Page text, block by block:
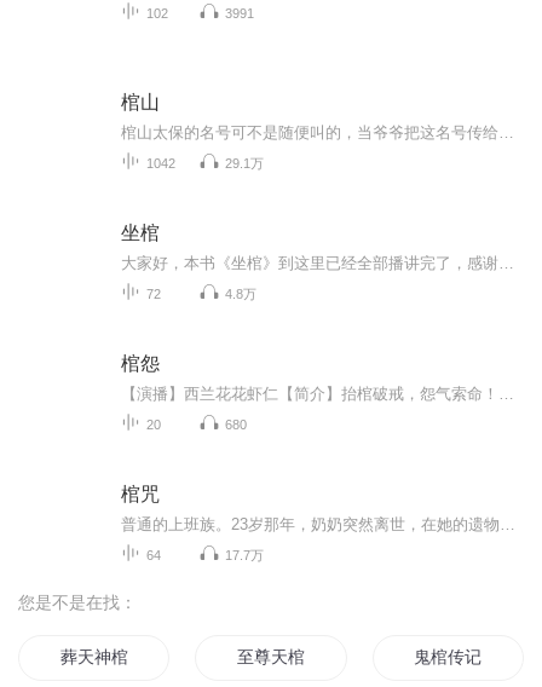
102 3991
棺山
1042 29.1万
坐棺
72 4.8万
棺怨
20 680
棺咒
64 17.7万
您是不是在找：
葬天神棺 至尊天棺 鬼棺传记